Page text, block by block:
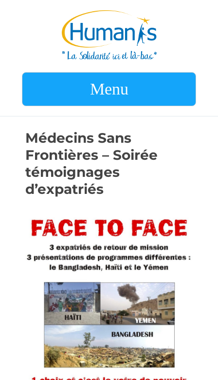
Menu
Médecins Sans
Frontières – Soirée
témoignages
d’expatriés